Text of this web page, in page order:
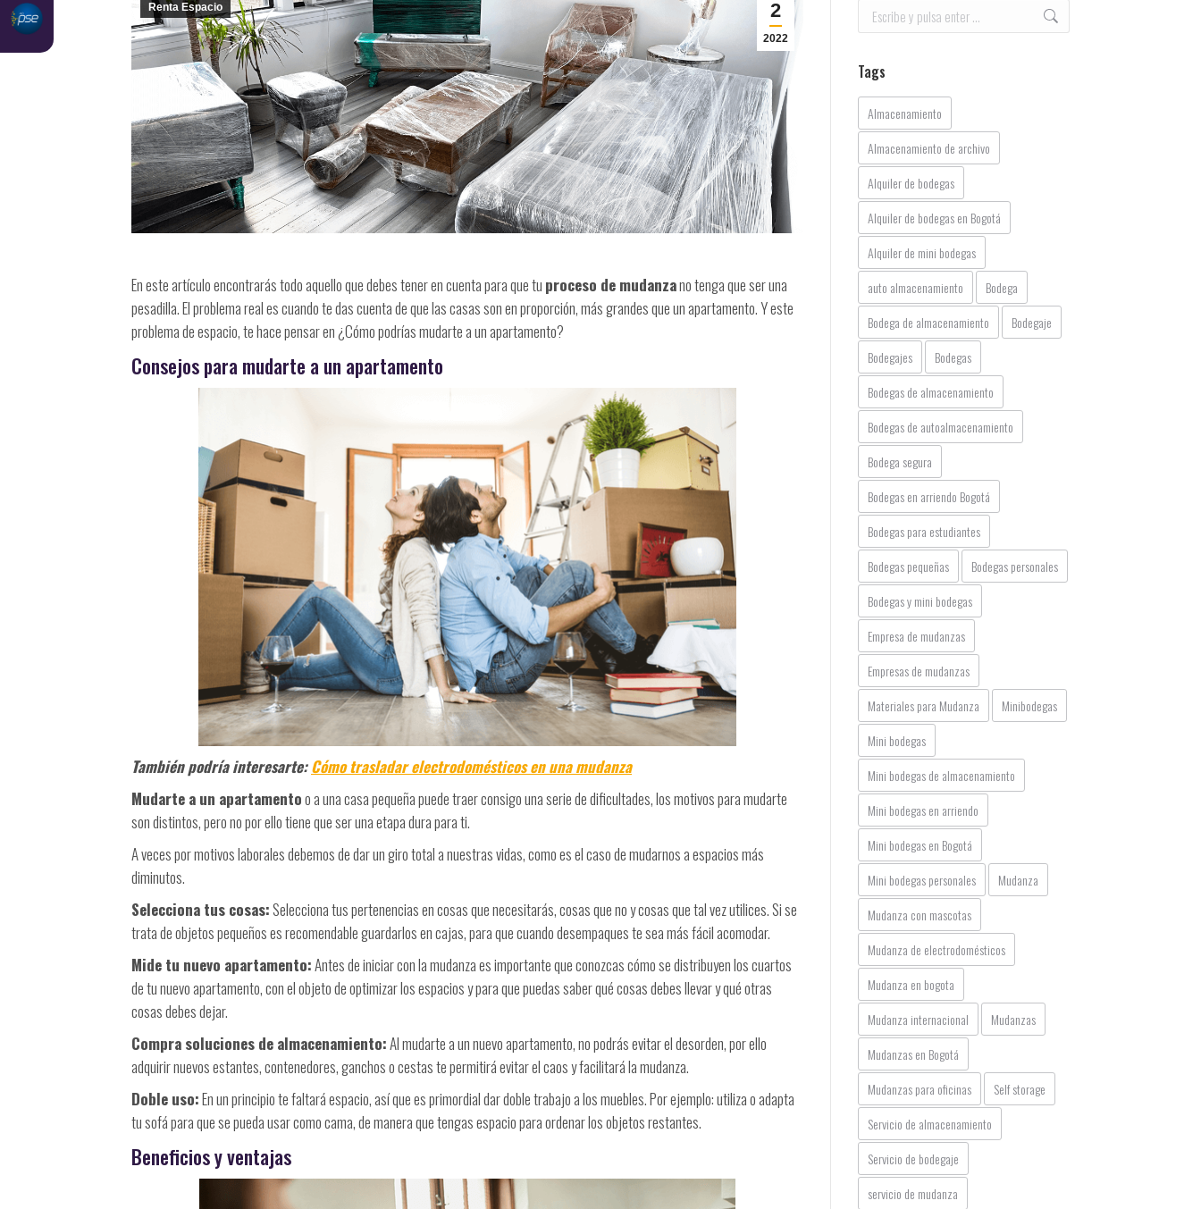
2
2022
Renta Espacio
En este artículo encontrarás todo aquello que debes tener en cuenta para que tu proceso de mudanzano tenga que ser una
pesadilla. El problema real es cuando te das cuenta de que las casas son en proporción, más grandes que un apartamento. Y este
problema de espacio, te hace pensar en ¿Cómo podrías mudarte a un apartamento?
Consejos para mudarte a un apartamento
También podría interesarte:Cómo trasladar electrodomésticos en una mudanza
Mudarte a un apartamentoo a una casa pequeña puede traer consigo una serie de dificultades, los motivos para mudarte
son distintos, pero no por ello tiene que ser una etapa dura para ti.
A veces por motivos laborales debemos de dar un giro total a nuestras vidas, como es el caso de mudarnos a espacios más
diminutos.
Selecciona tus cosas:Selecciona tus pertenencias en cosas que necesitarás, cosas que no y cosas que tal vez utilices. Si se
trata de objetos pequeños es recomendable guardarlos en cajas, para que cuando desempaques te sea más fácil acomodar.
Mide tu nuevo apartamento:Antes de iniciar con la mudanza es importante que conozcas cómo se distribuyen los cuartos
de tu nuevo apartamento, con el objeto de optimizar los espacios y para que puedas saber qué cosas debes llevar y qué otras
cosas debes dejar.
Compra soluciones de almacenamiento:Al mudarte a un nuevo apartamento, no podrás evitar el desorden, por ello
adquirir nuevos estantes, contenedores, ganchos o cestas te permitirá evitar el caos y facilitará la mudanza.
Doble uso:En un principio te faltará espacio, así que es primordial dar doble trabajo a los muebles. Por ejemplo: utiliza o adapta
tu sofá para que se pueda usar como cama, de manera que tengas espacio para ordenar los objetos restantes.
Beneficios y ventajas
Buscar:
Tags
Almacenamiento
Almacenamiento de archivo
Alquiler de bodegas
Alquiler de bodegas en Bogotá
Alquiler de mini bodegas
auto almacenamiento
Bodega
Bodega de almacenamiento
Bodegaje
Bodegajes
Bodegas
Bodegas de almacenamiento
Bodegas de autoalmacenamiento
Bodega segura
Bodegas en arriendo Bogotá
Bodegas para estudiantes
Bodegas pequeñas
Bodegas personales
Bodegas y mini bodegas
Empresa de mudanzas
Empresas de mudanzas
Materiales para Mudanza
Minibodegas
Mini bodegas
Mini bodegas de almacenamiento
Mini bodegas en arriendo
Mini bodegas en Bogotá
Mini bodegas personales
Mudanza
Mudanza con mascotas
Mudanza de electrodomésticos
Mudanza en bogota
Mudanza internacional
Mudanzas
Mudanzas en Bogotá
Mudanzas para oficinas
Self storage
Servicio de almacenamiento
Servicio de bodegaje
servicio de mudanza